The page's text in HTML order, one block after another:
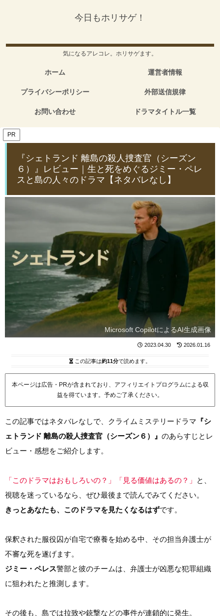
今日もホリサゲ！
気になるアレコレ。ホリサゲます。
ホーム 運営者情報
プライバシーポリシー 外部送信規律
お問い合わせ ドラマタイトル一覧
PR
『シェトランド 離島の殺人捜査官（シーズン
６）』レビュー｜生と死をめぐるジミー・ペレ
スと島の人々のドラマ【ネタバレなし】
Microsoft CopilotによるAI生成画像
2023.04.30 2026.01.16
この記事は約11分で読めます。
本ページは広告・PRが含まれており、アフィリエイトプログラムによる収
益を得ています。予めご了承ください。
この記事ではネタバレなしで、クライムミステリードラマ 『シ
ェトランド 離島の殺人捜査官（シーズン６）』 のあらすじとレ
ビュー・感想をご紹介します。
「このドラマはおもしろいの？」「見る価値はあるの？」
と、
視聴を迷っているなら、ぜひ最後まで読んでみてください。
きっとあなたも、このドラマを見たくなるはずです。
保釈された服役囚が自宅で療養を始める中、その担当弁護士が
不審な死を遂げます。
ジミー・ペレス警部と彼のチームは、弁護士が凶悪な犯罪組織
に狙われたと推測します。
その後も、島では拉致や銃撃などの事件が連鎖的に発生。